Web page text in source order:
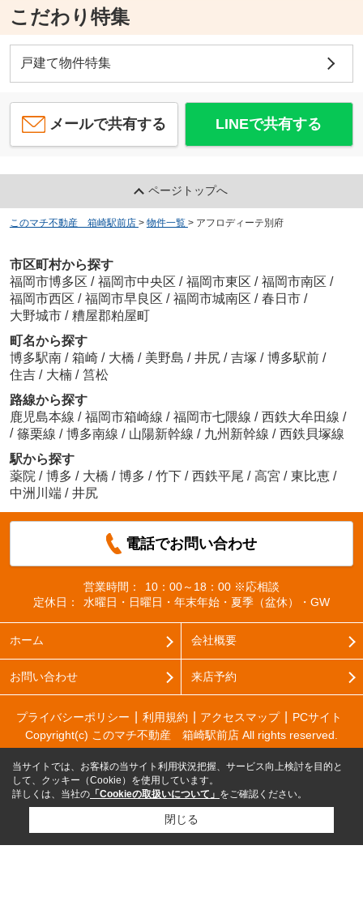
こだわり特集
戸建て物件特集
メールで共有する LINEで共有する
ページトップへ
このマチ不動産 箱崎駅前店 > 物件一覧 > アフロディーテ別府
市区町村から探す
福岡市博多区 / 福岡市中央区 / 福岡市東区 / 福岡市南区 /
福岡市西区 / 福岡市早良区 / 福岡市城南区 / 春日市 /
大野城市 / 糟屋郡粕屋町
町名から探す
博多駅南 / 箱崎 / 大橋 / 美野島 / 井尻 / 吉塚 / 博多駅前 /
住吉 / 大楠 / 筥松
路線から探す
鹿児島本線 / 福岡市箱崎線 / 福岡市七隈線 / 西鉄大牟田線 /
/ 篠栗線 / 博多南線 / 山陽新幹線 / 九州新幹線 / 西鉄貝塚線
駅から探す
薬院 / 博多 / 大橋 / 博多 / 竹下 / 西鉄平尾 / 高宮 / 東比恵 /
中洲川端 / 井尻
電話でお問い合わせ
営業時間：
10：00～18：00 ※応相談
定休日：
水曜日・日曜日・年末年始・夏季（盆休）・GW
ホーム 会社概要
お問い合わせ 来店予約
プライバシーポリシー 利用規約 アクセスマップ
PCサイト
Copyright(c) このマチ不動産 箱崎駅前店 All rights reserved.
当サイトでは、お客様の当サイト利用状況把握、サービス向上検討を目的と
して、クッキー（Cookie）を使用しています。
詳しくは、当社の 「Cookieの取扱いについて」 をご確認ください。
閉じる